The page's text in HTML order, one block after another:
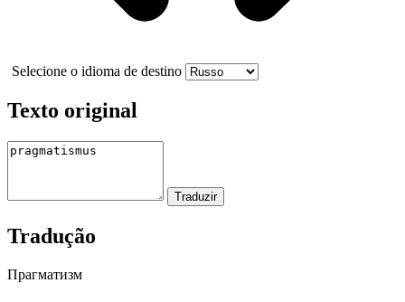
Selecione o idioma de destino
Texto original
Tradução
Прагматизм